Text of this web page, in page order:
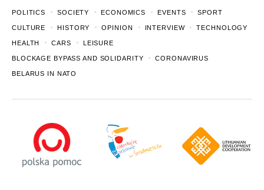
POLITICS SOCIETY ECONOMICS EVENTS SPORT
CULTURE HISTORY OPINION INTERVIEW TECHNOLOGY
HEALTH CARS LEISURE
BLOCKAGE BYPASS AND SOLIDARITY CORONAVIRUS
BELARUS IN NATO